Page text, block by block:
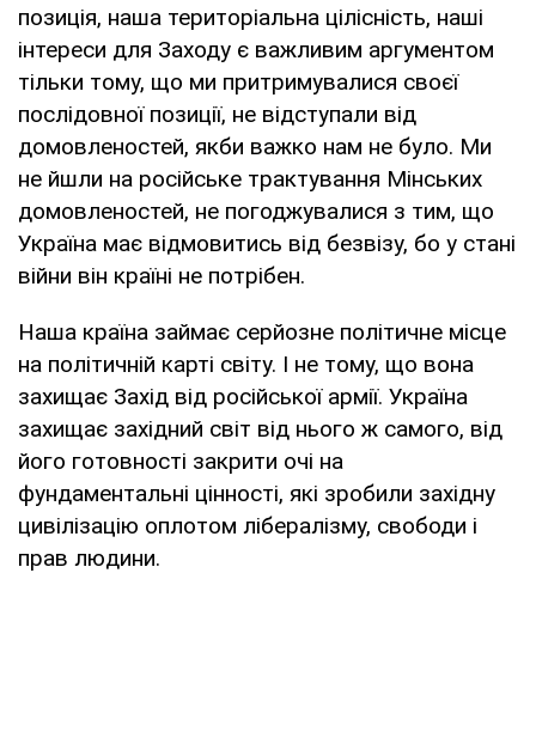
позиція, наша територіальна цілісність, наші
інтереси для Заходу є важливим аргументом
тільки тому, що ми притримувалися своєї
послідовної позиції, не відступали від
домовленостей, якби важко нам не було. Ми
не йшли на російське трактування Мінських
домовленостей, не погоджувалися з тим, що
Україна має відмовитись від безвізу, бо у стані
війни він країні не потрібен.
Наша країна займає серйозне політичне місце
на політичній карті світу. І не тому, що вона
захищає Захід від російської армії. Україна
захищає західний світ від нього ж самого, від
його готовності закрити очі на
фундаментальні цінності, які зробили західну
цивілізацію оплотом лібералізму, свободи і
прав людини.